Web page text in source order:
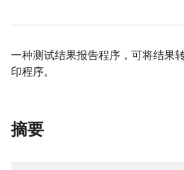
一种测试结果报告程序，可将结果
印程序。
摘要